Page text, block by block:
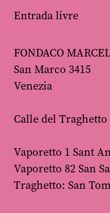
Entrada livre
FONDACO
San Marco 3415
Venezia
Calle del Traghetto
Vaporetto 1 Sant
Vaporetto 82 San
Traghetto: San